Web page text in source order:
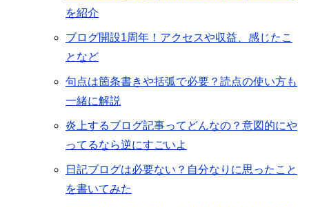
を紹介
ブログ開設1周年！アクセスや収益、感じたこ
となど
句点は箇条書きや括弧で必要？読点の使い方も
一緒に解説
炎上するブログ記事ってどんなの？意図的にや
ってるなら逆にすごいよ
日記ブログは必要ない？自分なりに思ったこと
を書いてみた